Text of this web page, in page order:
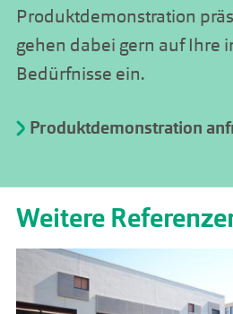
Produktdemonstration
gehen dabei gern auf Ihre
Bedürfnisse ein.
Produktdemonstration
Weitere